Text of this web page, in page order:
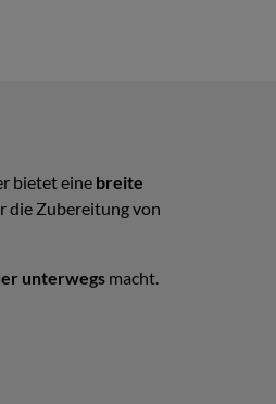
bietet eine breite
die Zubereitung von
unterwegsmacht.